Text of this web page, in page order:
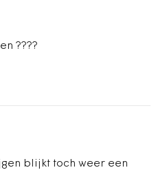
????
blijkt toch weer een